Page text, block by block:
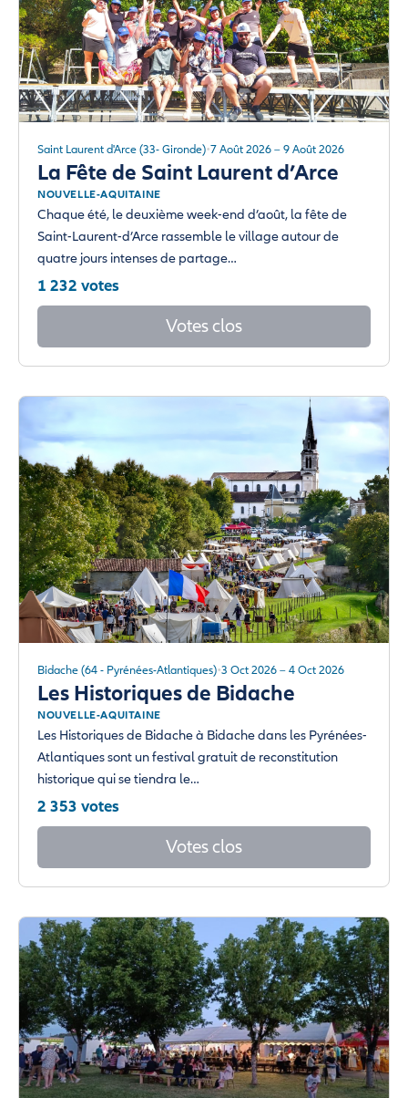
Saint Laurent d'Arce (33- Gironde) 7 Août 2026 – 9 Août 2026
La Fête de Saint Laurent d’Arce
NOUVELLE-AQUITAINE
Chaque été, le deuxième week-end d’août, la fête de
Saint-Laurent-d’Arce rassemble le village autour de
quatre jours intenses de partage…
1 232 votes
Votes clos
Bidache (64 - Pyrénées-Atlantiques) 3 Oct 2026 – 4 Oct 2026
Les Historiques de Bidache
NOUVELLE-AQUITAINE
Les Historiques de Bidache à Bidache dans les Pyrénées-
Atlantiques sont un festival gratuit de reconstitution
historique qui se tiendra le…
2 353 votes
Votes clos